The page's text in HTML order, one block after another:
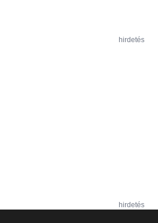
hirdetés
hirdetés